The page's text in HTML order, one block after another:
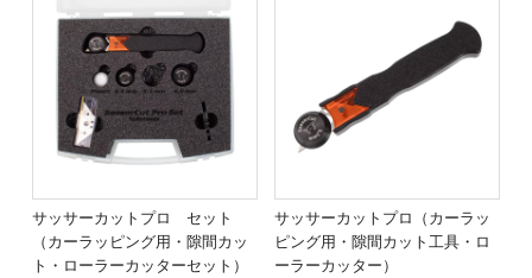
サッサーカットプロ セット
（カーラッピング用・隙間カッ
ト・ローラーカッターセット）
サッサーカットプロ（カーラッ
ピング用・隙間カット工具・ロ
ーラーカッター）